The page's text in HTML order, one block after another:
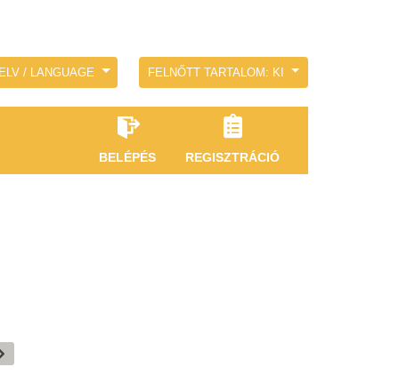
/ LANGUAGE FELNŐTT TARTALOM: KI
BELÉPÉS REGISZTRÁCIÓ